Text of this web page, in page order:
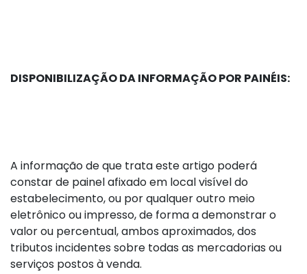
DISPONIBILIZAÇÃO DA INFORMAÇÃO POR PAINÉIS:
A informação de que trata este artigo poderá
constar de painel afixado em local visível do
estabelecimento, ou por qualquer outro meio
eletrônico ou impresso, de forma a demonstrar o
valor ou percentual, ambos aproximados, dos
tributos incidentes sobre todas as mercadorias ou
serviços postos à venda.